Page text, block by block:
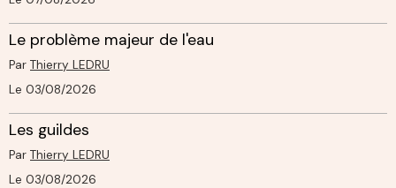
Le problème majeur de l'eau
Par Thierry LEDRU
Le 03/08/2026
Les guildes
Par Thierry LEDRU
Le 03/08/2026